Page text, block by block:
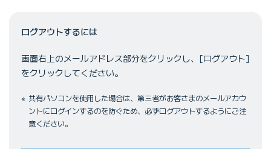
ログアウトするには
画面右上のメールアドレス部分をクリックし、[ログアウト]
をクリックしてください。
共有パソコンを使用した場合は、第三者がお客さまのメールアカウ
ントにログインするのを防ぐため、必ずログアウトするようにご注
意ください。